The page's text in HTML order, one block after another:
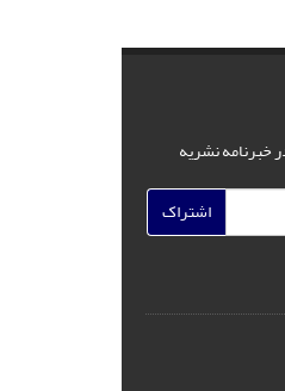
خبرنامه نشریه
اشتراک